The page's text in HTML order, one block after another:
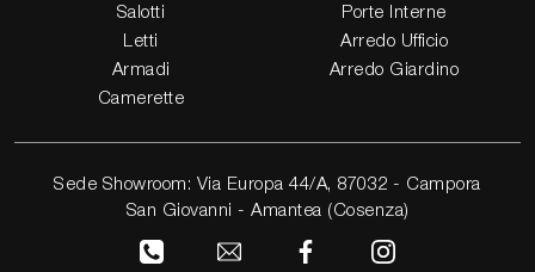
Salotti
Letti
Armadi
Camerette
Porte Interne
Arredo Ufficio
Arredo Giardino
Sede Showroom: Via Europa 44/A, 87032 - Campora
San Giovanni - Amantea (Cosenza)